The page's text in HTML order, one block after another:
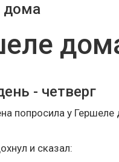
дома
- четверг
попросила у Гершеле
и сказал: